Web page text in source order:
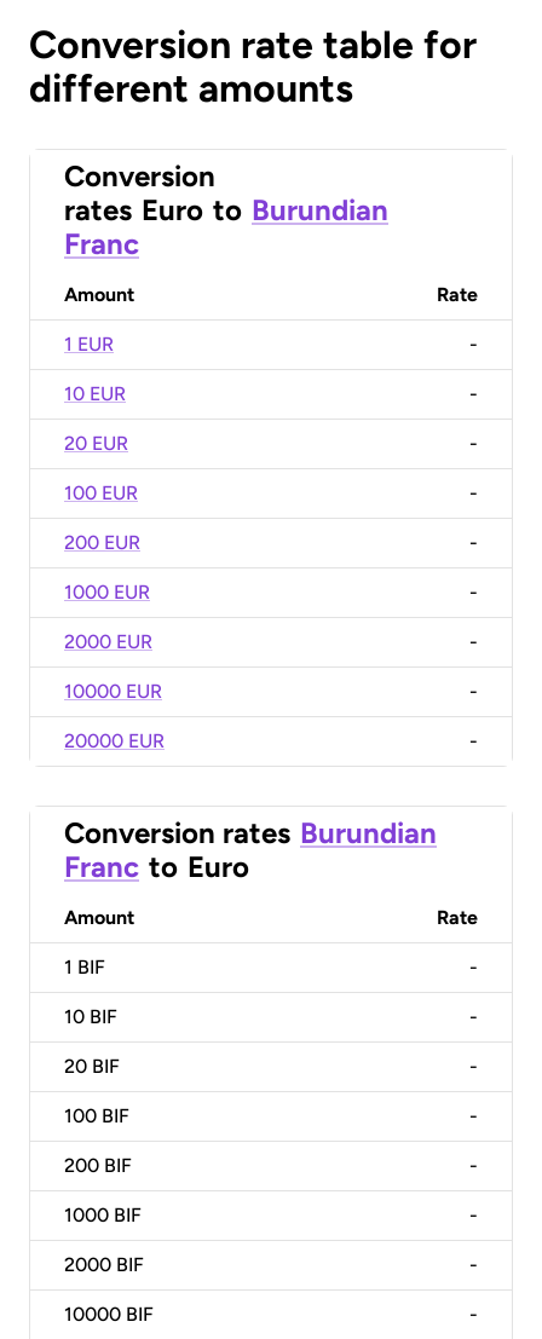
Conversion rate table for
different amounts
Conversion
rates Euro to Burundian
Franc
Amount Rate
1 EUR -
10 EUR -
20 EUR -
100 EUR -
200 EUR -
1000 EUR -
2000 EUR -
10000 EUR -
20000 EUR -
Conversion rates Burundian
Franc to Euro
Amount Rate
1 BIF -
10 BIF -
20 BIF -
100 BIF -
200 BIF -
1000 BIF -
2000 BIF -
10000 BIF -